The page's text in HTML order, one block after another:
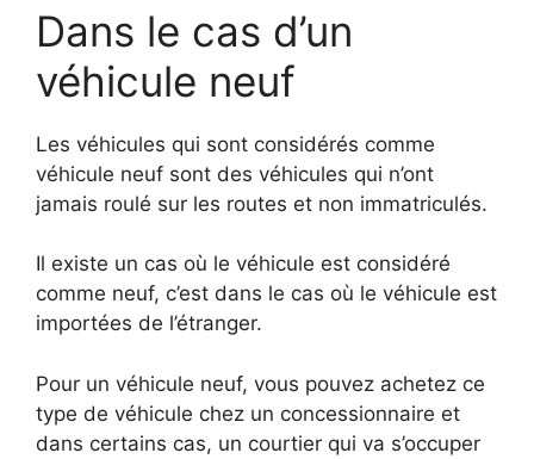
Dans le cas d’un
véhicule neuf
Les véhicules qui sont considérés comme
véhicule neuf sont des véhicules qui n’ont
jamais roulé sur les routes et non immatriculés.
Il existe un cas où le véhicule est considéré
comme neuf, c’est dans le cas où le véhicule est
importées de l’étranger.
Pour un véhicule neuf, vous pouvez achetez ce
type de véhicule chez un concessionnaire et
dans certains cas, un courtier qui va s’occuper